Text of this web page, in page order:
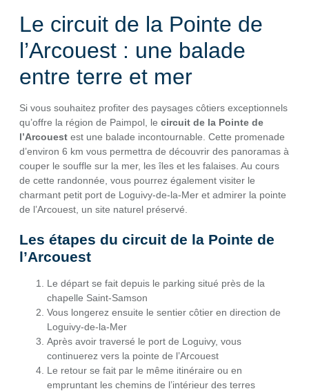
Le circuit de la Pointe de
l’Arcouest : une balade
entre terre et mer
Si vous souhaitez profiter des paysages côtiers exceptionnels
qu’offre la région de Paimpol, le circuit de la Pointe de
l’Arcouest est une balade incontournable. Cette promenade
d’environ 6 km vous permettra de découvrir des panoramas à
couper le souffle sur la mer, les îles et les falaises. Au cours
de cette randonnée, vous pourrez également visiter le
charmant petit port de Loguivy-de-la-Mer et admirer la pointe
de l’Arcouest, un site naturel préservé.
Les étapes du circuit de la Pointe de
l’Arcouest
Le départ se fait depuis le parking situé près de la
chapelle Saint-Samson
Vous longerez ensuite le sentier côtier en direction de
Loguivy-de-la-Mer
Après avoir traversé le port de Loguivy, vous
continuerez vers la pointe de l’Arcouest
Le retour se fait par le même itinéraire ou en
empruntant les chemins de l’intérieur des terres